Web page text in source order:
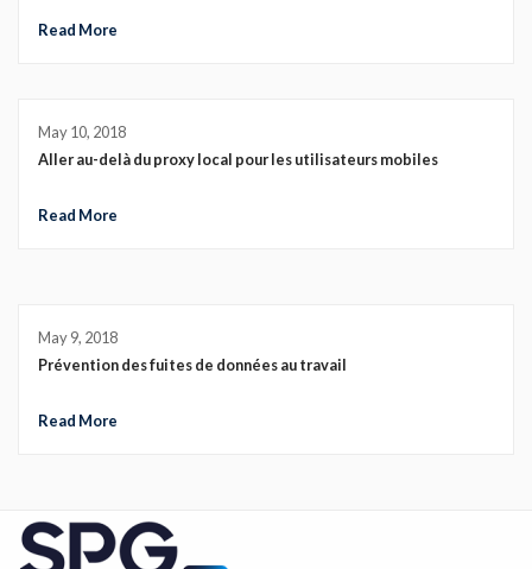
Read More
May 10, 2018
Aller au-delà du proxy local pour les utilisateurs mobiles
Read More
May 9, 2018
Prévention des fuites de données au travail
Read More